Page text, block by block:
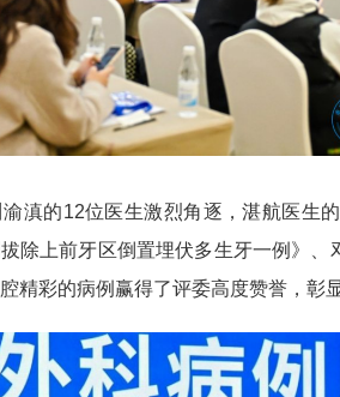
滇的12位医生激烈角逐，湛航医生
除上前牙区倒置埋伏多生牙一例》
彩的病例赢得了评委高度赞誉，彰